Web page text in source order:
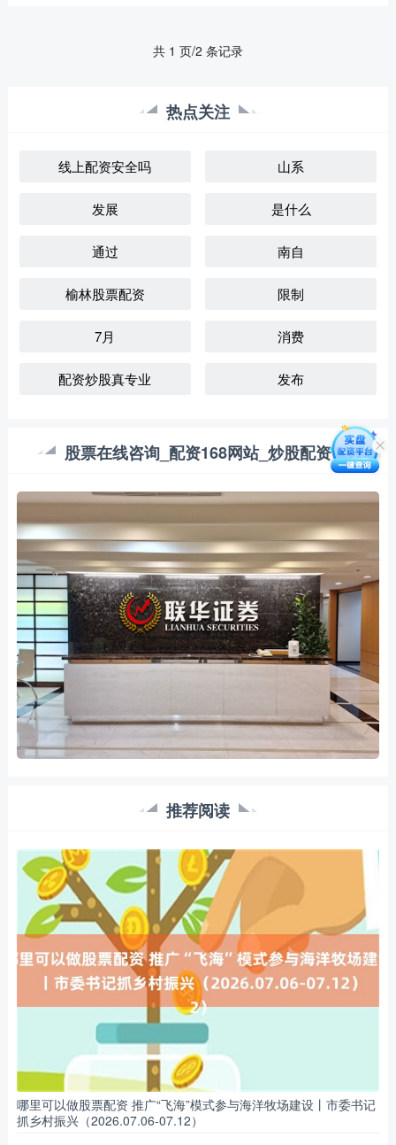
共 1 页/2 条记录
热点关注
线上配资安全吗 山系
发展 是什么
通过 南自
榆林股票配资 限制
7月 消费
配资炒股真专业 发布
股票在线咨询_配资168网站_炒股配资
推荐阅读
哪里可以做股票配资 推广“飞海”模式参与海洋牧场建设丨市委书记
抓乡村振兴（2026.07.06-07.12）